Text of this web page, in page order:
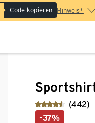
Code kopieren Hinweis*
(442)
-37%